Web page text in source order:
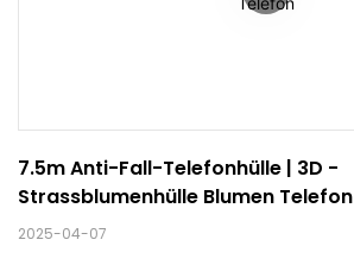
7.5m Anti-Fall-Telefonhülle | 3D -
Strassblumenhülle Blumen Telefon
2025-04-07